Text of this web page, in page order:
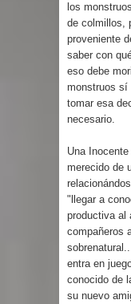
los
de colmillos,
proveniente
saber con
eso debe
monstruos sí
tomar esa
necesario.
Una
merecido de
"llegar a
productiva al
compañeros
entra en
conocido de
su nuevo